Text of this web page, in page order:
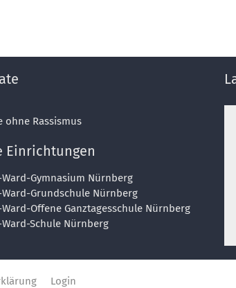
ohne Rassismus
Einrichtungen
Gymnasium Nürnberg
Grundschule Nürnberg
Offene Ganztagesschule Nürnberg
Schule Nürnberg
Login